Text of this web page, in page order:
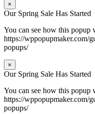
×
Our Spring Sale Has Started
You can see how this popup
https://wppopupmaker.com/
popups/
×
Our Spring Sale Has Started
You can see how this popup
https://wppopupmaker.com/
popups/